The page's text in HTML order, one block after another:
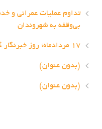
تداوم عملیات عمرانی و
بی‌وقفه به شهروندان
۱۷ مردادماه؛ روز خبرنگار گرامی باد
(بدون عنوان)
(بدون عنوان)